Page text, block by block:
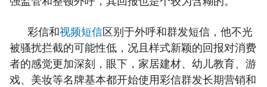
彩信和视频短信区别于外呼和群发短信，他不光
被骚扰拦截的可能性低，况且样式新颖的回报对消费
者的感觉更加深刻，眼下，家居建材、幼儿教育、游
戏、美妆等名牌基本都开始使用彩信群发长期营销和